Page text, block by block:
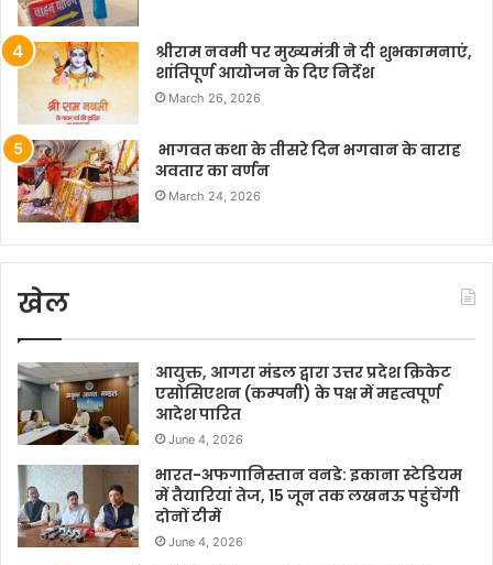
श्रीराम नवमी पर मुख्यमंत्री ने दी शुभकामनाएं,
शांतिपूर्ण आयोजन के दिए निर्देश
March 26, 2026
भागवत कथा के तीसरे दिन भगवान के वाराह
अवतार का वर्णन
March 24, 2026
खेल
आयुक्त, आगरा मंडल द्वारा उत्तर प्रदेश क्रिकेट
एसोसिएशन (कम्पनी) के पक्ष में महत्वपूर्ण
आदेश पारित
June 4, 2026
भारत-अफगानिस्तान वनडे: इकाना स्टेडियम
में तैयारियां तेज, 15 जून तक लखनऊ पहुंचेंगी
दोनों टीमें
June 4, 2026